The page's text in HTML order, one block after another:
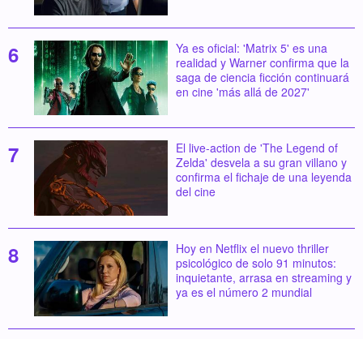
Ya es oficial: 'Matrix 5' es una
realidad y Warner confirma que la
saga de ciencia ficción continuará
en cine 'más allá de 2027'
El live-action de 'The Legend of
Zelda' desvela a su gran villano y
confirma el fichaje de una leyenda
del cine
Hoy en Netflix el nuevo thriller
psicológico de solo 91 minutos:
inquietante, arrasa en streaming y
ya es el número 2 mundial